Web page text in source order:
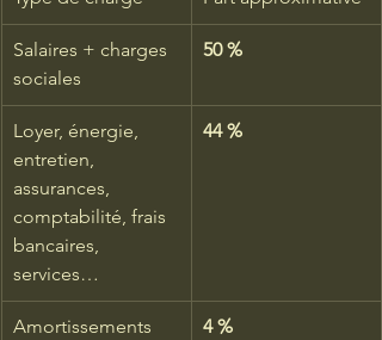
Salaires + charges
sociales
50 %
Loyer, énergie,
entretien,
assurances,
comptabilité, frais
bancaires,
services…
44 %
Amortissements
4 %